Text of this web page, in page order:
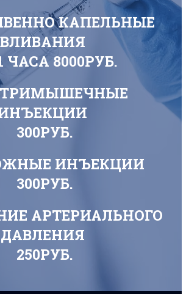
КАПЕЛЬНЫЕ
ВЛИВАНИЯ
ЧАСА 8000РУБ.
300РУБ.
ИНЪЕКЦИИ
300РУБ.
АРТЕРИАЛЬНОГО
ДАВЛЕНИЯ
250РУБ.